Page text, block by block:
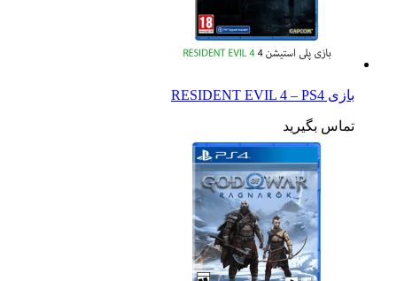
بازی RESIDENT EVIL 4 – PS4
تماس بگیرید